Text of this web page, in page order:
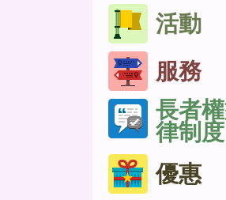
活動
服務
長者
律制度
優惠